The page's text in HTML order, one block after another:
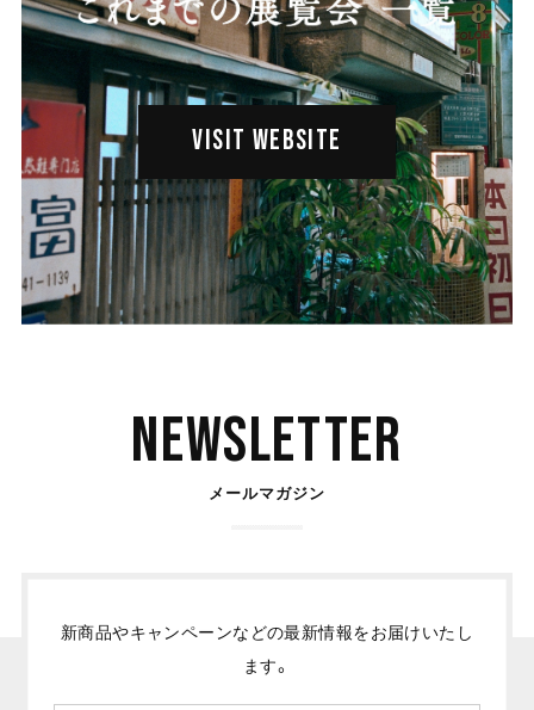
VISIT WEBSITE
Newsletter
メールマガジン
新商品やキャンペーンなどの最新情報をお届けいたし
ます。